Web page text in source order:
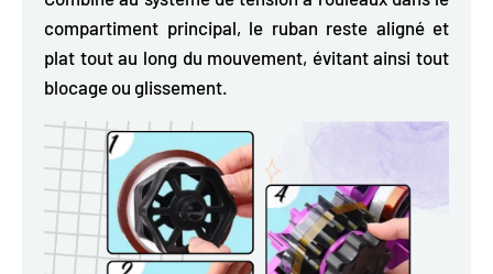
compartiment principal, le ruban reste aligné et
plat tout au long du mouvement, évitant ainsi tout
blocage ou glissement.